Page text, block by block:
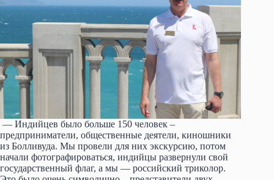
— Индийцев было больше 150 человек –
предприниматели, общественные деятели, киношники
из Болливуда. Мы провели для них экскурсию, потом
начали фотографироваться, индийцы развернули свой
государственный флаг, а мы — российский триколор.